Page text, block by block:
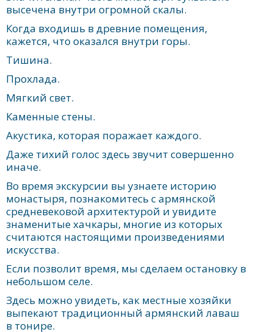
высечена внутри огромной скалы.
Когда входишь в древние помещения,
кажется, что оказался внутри горы.
Тишина.
Прохлада.
Мягкий свет.
Каменные стены.
Акустика, которая поражает каждого.
Даже тихий голос здесь звучит совершенно
иначе.
Во время экскурсии вы узнаете историю
монастыря, познакомитесь с армянской
средневековой архитектурой и увидите
знаменитые хачкары, многие из которых
считаются настоящими произведениями
искусства.
Если позволит время, мы сделаем остановку в
небольшом селе.
Здесь можно увидеть, как местные хозяйки
выпекают традиционный армянский лаваш
в тонире.